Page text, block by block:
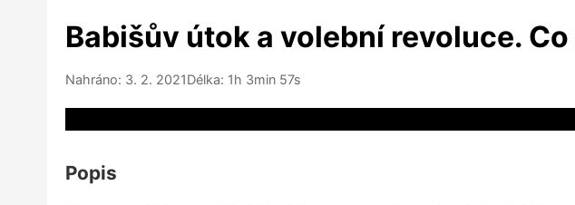
Babišův útok a volební revoluce.
Nahráno: 3. 2. 2021Délka: 1h 3min 57s
Popis